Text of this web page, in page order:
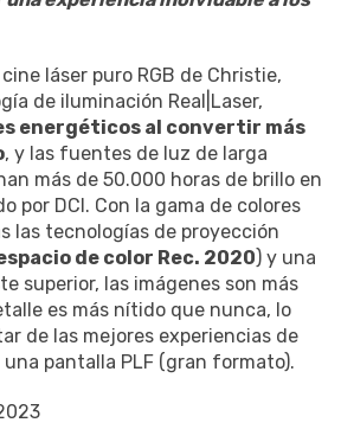
láser puro RGB de Christie,
de iluminación Real|Laser,
energéticos al convertir más
, y las fuentes de luz de larga
más de 50.000 horas de brillo en
por DCI. Con la gama de colores
las tecnologías de proyección
de color Rec. 2020) y una
superior, las imágenes son más
es más nítido que nunca, lo
de las mejores experiencias de
pantalla PLF (gran formato).